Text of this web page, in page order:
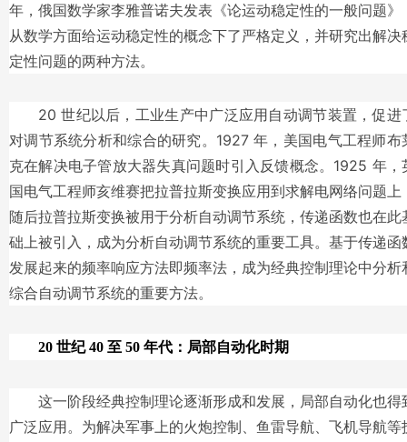
年，俄国数学家李雅普诺夫发表《论运动稳定性的一般问题》
从数学方面给运动稳定性的概念下了严格定义，并研究出解决
定性问题的两种方法。
20 世纪以后，工业生产中广泛应用自动调节装置，促进
对调节系统分析和综合的研究。1927 年，美国电气工程师布
克在解决电子管放大器失真问题时引入反馈概念。1925 年，
国电气工程师亥维赛把拉普拉斯变换应用到求解电网络问题上
随后拉普拉斯变换被用于分析自动调节系统，传递函数也在此
础上被引入，成为分析自动调节系统的重要工具。基于传递函
发展起来的频率响应方法即频率法，成为经典控制理论中分析
综合自动调节系统的重要方法。
20 世纪 40 至 50 年代：局部自动化时期
这一阶段经典控制理论逐渐形成和发展，局部自动化也得
广泛应用。为解决军事上的火炮控制、鱼雷导航、飞机导航等